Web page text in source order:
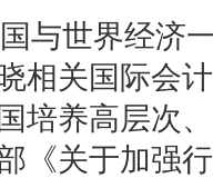
世界经济一
相关国际会
培养高层次
《关于加强